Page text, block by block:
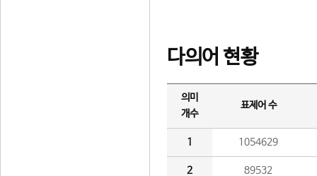
다의어 현황
의미
개수
표제어 수
1 1054629
2 89532